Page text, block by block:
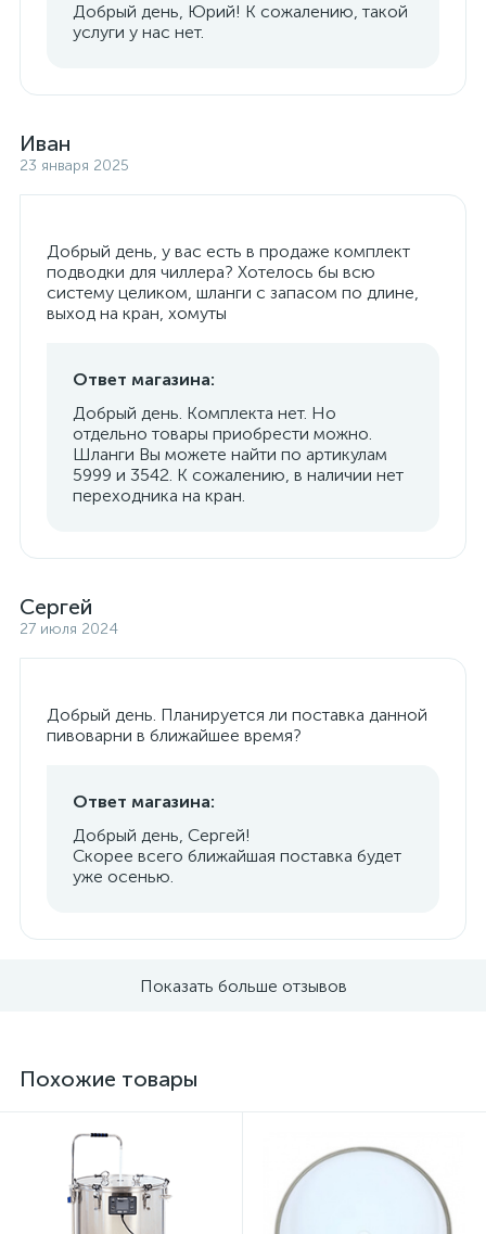
Добрый день, Юрий! К сожалению, такой
услуги у нас нет.
Иван
23 января 2025
Добрый день, у вас есть в продаже комплект
подводки для чиллера? Хотелось бы всю
систему целиком, шланги с запасом по длине,
выход на кран, хомуты
Ответ магазина:
Добрый день. Комплекта нет. Но
отдельно товары приобрести можно.
Шланги Вы можете найти по артикулам
5999 и 3542. К сожалению, в наличии нет
переходника на кран.
Сергей
27 июля 2024
Добрый день. Планируется ли поставка данной
пивоварни в ближайшее время?
Ответ магазина:
Добрый день, Сергей!
Скорее всего ближайшая поставка будет
уже осенью.
Показать больше отзывов
Похожие товары